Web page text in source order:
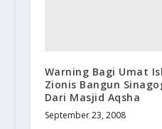
Warning Bagi Umat
Zionis Bangun
Dari Masjid Aqsha
September 23, 2008